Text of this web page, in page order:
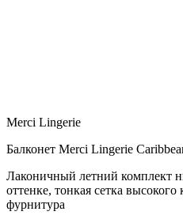
Merci Lingerie
Балконет Merci Lingerie
Лаконичный летний комплект
оттенке, тонкая сетка высокого
фурнитура